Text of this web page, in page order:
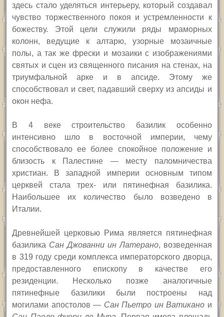
здесь стало уделяться интерьеру, который создавал
чувство торжественного покоя и устремленности к
божеству. Этой цели служили ряды мраморных
колонн, ведущие к алтарю, узорные мозаичные
полы, а так же фрески и мозаики с изображениями
святых и сцен из священного писания на стенах, на
триумфальной арке и в апсиде. Этому же
способствовал и свет, падавший сверху из апсиды и
окон нефа.
В 4 веке строительство базилик особенно
интенсивно шло в восточной империи, чему
способствовало ее более спокойное положение и
близость к Палестине — месту паломничества
христиан. В западной империи основным типом
церквей стала трех- или пятинефная базилика.
Наибольшее их количество было возведено в
Италии.
Древнейшей церковью Рима является пятинефная
базилика Сан Джованни ин Латерано, возведенная
в 319 году среди комплекса императорского дворца,
предоставленного епископу в качестве его
резиденции. Несколько позже аналогичные
пятинефные базилики были построены над
могилами апостолов — Сан Пьетро ин Ватикано и